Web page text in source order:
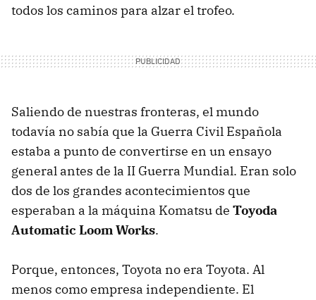
todos los caminos para alzar el trofeo.
Saliendo de nuestras fronteras, el mundo
todavía no sabía que la Guerra Civil Española
estaba a punto de convertirse en un ensayo
general antes de la II Guerra Mundial. Eran solo
dos de los grandes acontecimientos que
esperaban a la máquina Komatsu de Toyoda
Automatic Loom Works.
Porque, entonces, Toyota no era Toyota. Al
menos como empresa independiente. El